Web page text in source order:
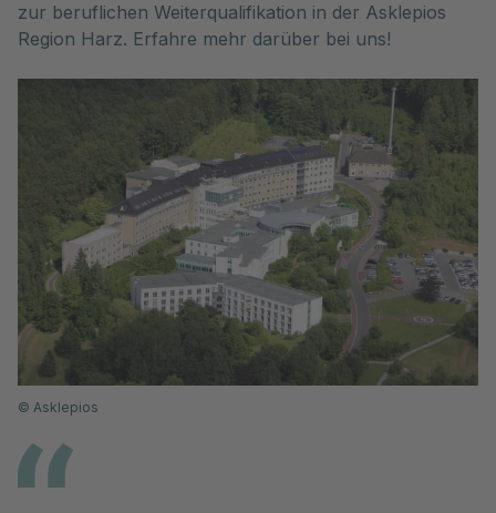
zur beruflichen Weiterqualifikation in der Asklepios
Region Harz. Erfahre mehr darüber bei uns!
© Asklepios